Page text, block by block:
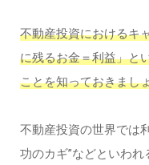
不動産投資におけるキ
に残るお金＝利益」と
ことを知っておきまし
不動産投資の世界では
功のカギ”などといわ